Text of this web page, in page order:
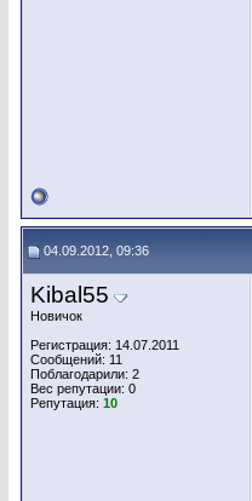
04.09.2012, 09:36
Kibal55
Новичок
Регистрация: 14.07.2011
Сообщений: 11
Поблагодарили: 2
Вес репутации: 0
Репутация: 10